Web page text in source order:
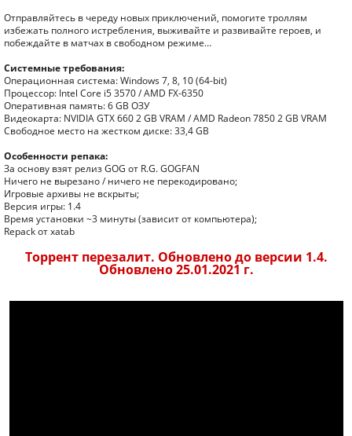
Отправляйтесь в череду новых приключений, помогите троллям
избежать полного истребления, выживайте и развивайте героев, и
побеждайте в матчах в свободном режиме…
Системные требования:
Операционная система: Windows 7, 8, 10 (64-bit)
Процессор: Intel Core i5 3570 / AMD FX-6350
Оперативная память: 6 GB ОЗУ
Видеокарта: NVIDIA GTX 660 2 GB VRAM / AMD Radeon 7850 2 GB VRAM
Свободное место на жестком диске: 33,4 GB
Особенности репака:
За основу взят релиз GOG от R.G. GOGFAN
Ничего не вырезано / ничего не перекодировано;
Игровые архивы не вскрыты;
Версия игры: 1.4
Время установки ~3 минуты (зависит от компьютера);
Repack от xatab
Торрент перезалит. Обновлено до версии 1.4.
Обновлено 25.01.2021 г.